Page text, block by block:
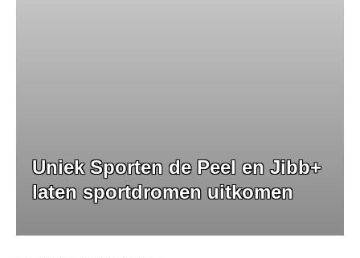
Uniek Sporten de Peel en Jibb+
laten sportdromen uitkomen